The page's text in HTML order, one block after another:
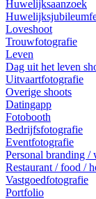
Huwelijksaanzoek
Loveshoot
Trouwfotografie
Leven
Dag uit het leven
Uitvaartfotografie
Overige shoots
Datingapp
Fotobooth
Bedrijfsfotografie
Eventfotografie
Personal branding /
Restaurant / food /
Vastgoedfotografie
Portfolio